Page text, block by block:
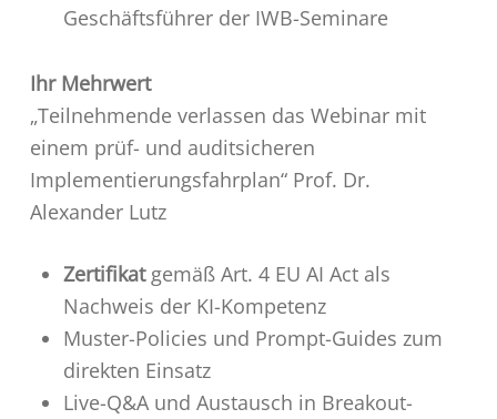
Geschäftsführer der IWB-Seminare
Ihr Mehrwert
„Teilnehmende verlassen das Webinar mit
einem prüf- und auditsicheren
Implementierungsfahrplan“ Prof. Dr.
Alexander Lutz
Zertifikatgemäß Art. 4 EU AI Act als
Nachweis der KI-Kompetenz
Muster-Policies und Prompt-Guides zum
direkten Einsatz
Live-Q&A und Austausch in Breakout-